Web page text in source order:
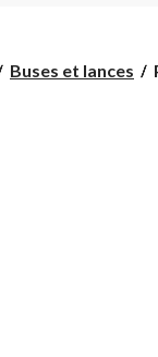
Buses et lances